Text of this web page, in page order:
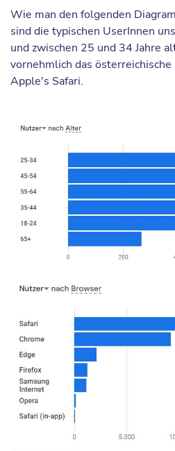
Wie man den folgenden
sind die typischen UserInnen
und zwischen 25 und 34 Jahre
vornehmlich das
Apple's Safari.